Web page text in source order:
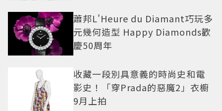
蕭邦L'Heure du Diamant巧玩多
元幾何造型 Happy Diamonds歡
慶50周年
收藏一段別具意義的時尚史和電
影史！「穿Prada的惡魔2」衣櫥
9月上拍